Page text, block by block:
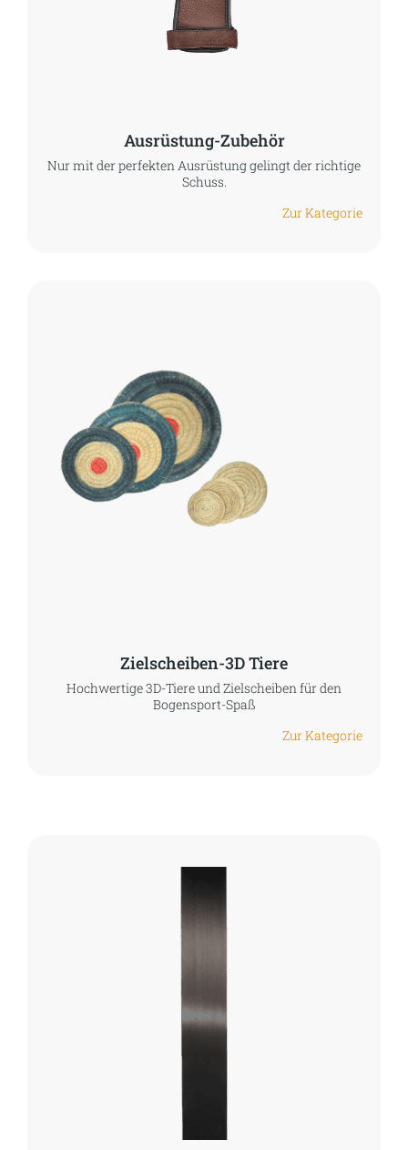
Ausrüstung-Zubehör
Nur mit der perfekten Ausrüstung gelingt der richtige
Schuss.
Zur Kategorie
Zielscheiben-3D Tiere
Hochwertige 3D-Tiere und Zielscheiben für den
Bogensport-Spaß
Zur Kategorie